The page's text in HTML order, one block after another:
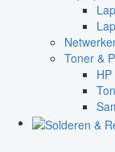
Toner &